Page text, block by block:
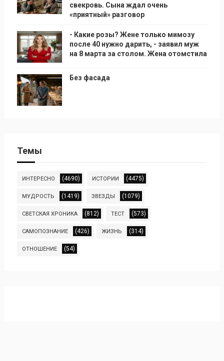
свекровь. Сына ждал очень
«приятный» разговор
- Какие розы? Жене только мимозу
после 40 нужно дарить, - заявил муж
на 8 марта за столом. Жена отомстила
Без фасада
Темы
ИНТЕРЕСНО (4690) ИСТОРИИ (4475)
МУДРОСТЬ (1419) ЗВЕЗДЫ (1079)
СВЕТСКАЯ ХРОНИКА (812) ТЕСТ (573)
САМОПОЗНАНИЕ (426) ЖИЗНЬ (314)
ОТНОШЕНИЕ (54)